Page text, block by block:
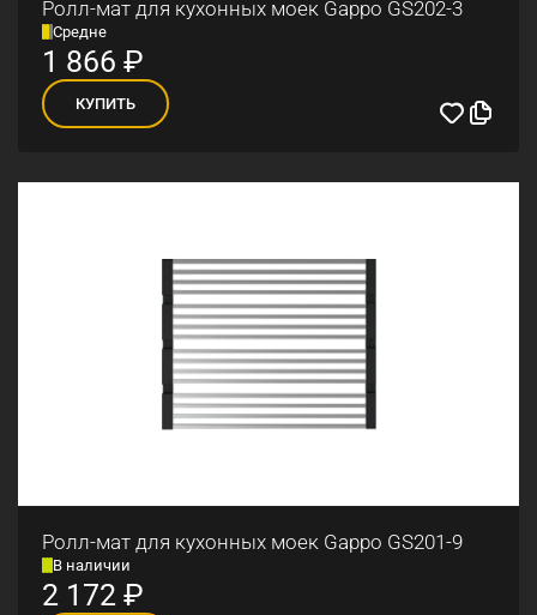
Ролл-мат для кухонных моек Gappo GS202-3
Средне
1 866 ₽
КУПИТЬ
Ролл-мат для кухонных моек Gappo GS201-9
В наличии
2 172₽